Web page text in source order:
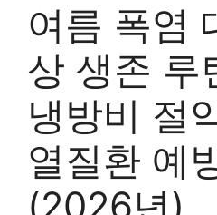
여름 폭염
상 생존 루
냉방비 절
열질환 예
(2026년)